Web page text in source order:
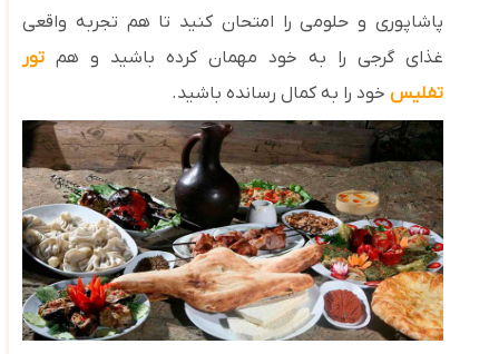
پاشاپوری و حلومی را امتحان کنید تا هم تجربه واقعی
غذای گرجی را به خود مهمان کرده باشید و هم
تور
تفلیس خود را به کمال رسانده باشید.